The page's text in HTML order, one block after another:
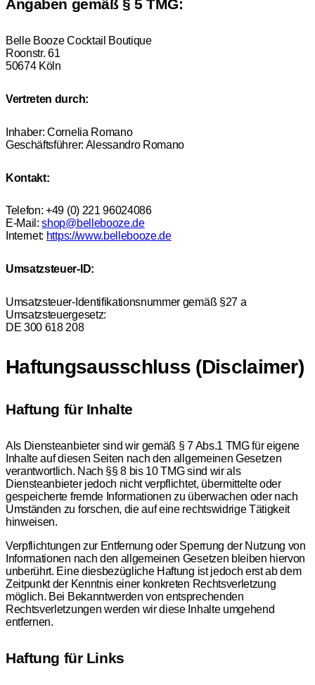
Angaben gemäß § 5 TMG:
Belle Booze Cocktail Boutique
Roonstr. 61
50674 Köln
Vertreten durch:
Inhaber: Cornelia Romano
Geschäftsführer: Alessandro Romano
Kontakt:
Telefon: +49 (0) 221 96024086
E-Mail:shop@bellebooze.de
Internet: https://www.bellebooze.de
Umsatzsteuer-ID:
Umsatzsteuer-Identifikationsnummer gemäß §27 a
Umsatzsteuergesetz:
DE 300 618 208
Haftungsausschluss (Disclaimer)
Haftung für Inhalte
Als Diensteanbieter sind wir gemäß § 7 Abs.1 TMG für eigene
Inhalte auf diesen Seiten nach den allgemeinen Gesetzen
verantwortlich. Nach §§ 8 bis 10 TMG sind wir als
Diensteanbieter jedoch nicht verpflichtet, übermittelte oder
gespeicherte fremde Informationen zu überwachen oder nach
Umständen zu forschen, die auf eine rechtswidrige Tätigkeit
hinweisen.
Verpflichtungen zur Entfernung oder Sperrung der Nutzung von
Informationen nach den allgemeinen Gesetzen bleiben hiervon
unberührt. Eine diesbezügliche Haftung ist jedoch erst ab dem
Zeitpunkt der Kenntnis einer konkreten Rechtsverletzung
möglich. Bei Bekanntwerden von entsprechenden
Rechtsverletzungen werden wir diese Inhalte umgehend
entfernen.
Haftung für Links